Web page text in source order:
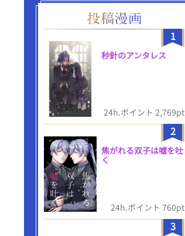
1
秒針のアンタレス
24h.ポイント 2,769pt
2
焦がれる双子は嘘を吐
く
24h.ポイント 760pt
3